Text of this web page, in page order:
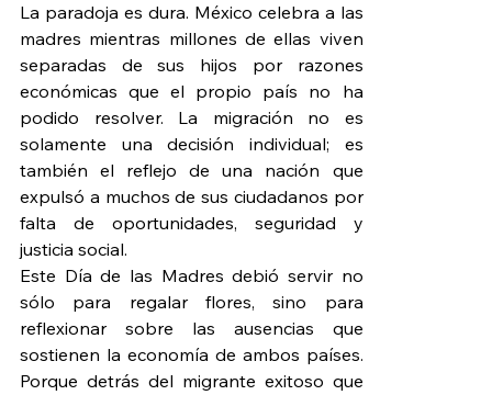
La paradoja es dura. México celebra a las
madres mientras millones de ellas viven
separadas de sus hijos por razones
económicas que el propio país no ha
podido resolver. La migración no es
solamente una decisión individual; es
también el reflejo de una nación que
expulsó a muchos de sus ciudadanos por
falta de oportunidades, seguridad y
justicia social.
Este Día de las Madres debió servir no
sólo para regalar flores, sino para
reflexionar sobre las ausencias que
sostienen la economía de ambos países.
Porque detrás del migrante exitoso que